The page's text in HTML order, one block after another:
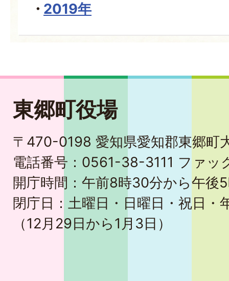
2019年
東郷町役場
〒470-0198 愛知県愛知郡東郷町
電話番号：0561-38-3111 ファ
開庁時間：午前8時30分から午後
閉庁日：土曜日・日曜日・祝日・
（12月29日から1月3日）